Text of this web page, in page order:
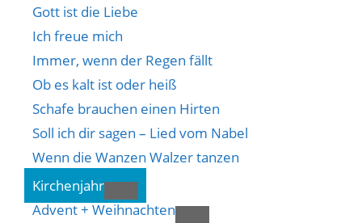
Gott ist die Liebe
Ich freue mich
Immer, wenn der Regen fällt
Ob es kalt ist oder heiß
Schafe brauchen einen Hirten
Soll ich dir sagen – Lied vom Nabel
Wenn die Wanzen Walzer tanzen
Kirchenjahr
Advent + Weihnachten